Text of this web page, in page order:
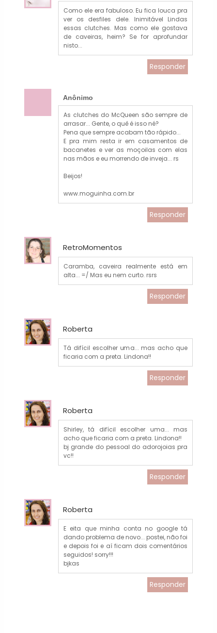
Como ele era fabuloso. Eu fica louca pra
ver os desfiles dele. Inimitável Lindas
essas clutches. Mas como ele gostava
de caveiras, heim? Se for aprofundar
nisto...
Responder
Anônimo
As clutches do McQueen são sempre de
arrasar... Gente, o quê é isso né?
Pena que sempre acabam tão rápido...
E pra mim resta ir em casamentos de
bacanetes e ver as moçoilas com elas
nas mãos e eu morrendo de inveja... rs
Beijos!
www.moguinha.com.br
Responder
RetroMomentos
Caramba, caveira realmente está em
alta... =/ Mas eu nem curto. rsrs
Responder
Roberta
Tá difícil escolher uma... mas acho que
ficaria com a preta. Lindona!!
Responder
Roberta
Shirley, tá difícil escolher uma... mas
acho que ficaria com a preta. Lindona!!
bj grande do pessoal do adorojoias pra
vc!!
Responder
Roberta
E eita que minha conta no google tá
dando problema de novo... postei, não foi
e depois foi e aí ficam dois comentários
seguidos! sorry!!!
bjkas
Responder